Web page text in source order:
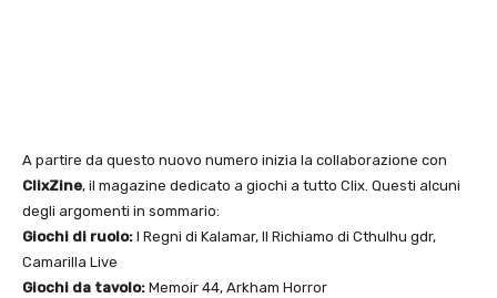
A partire da questo nuovo numero inizia la collaborazione con
ClixZine, il magazine dedicato a giochi a tutto Clix. Questi alcuni
degli argomenti in sommario:
Giochi di ruolo: I Regni di Kalamar, Il Richiamo di Cthulhu gdr,
Camarilla Live
Giochi da tavolo: Memoir 44, Arkham Horror